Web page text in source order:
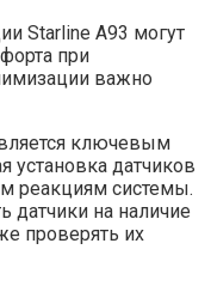
Starline A93 могут
при
важно
ключевым
установка датчиков
реакциям системы.
датчики на наличие
проверять их